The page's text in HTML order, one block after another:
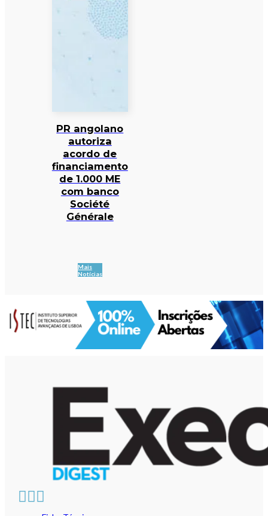
PR angolano
autoriza
acordo de
financiamento
de 1.000 ME
com banco
Société
Générale
Mais
Notícias